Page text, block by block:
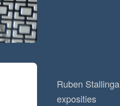
Ruben Stallinga
exposities